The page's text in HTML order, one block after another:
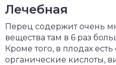
Лечебная
Перец содержит очень
вещества там в 6 раз
Кроме того, в плодах
органические кислоты,